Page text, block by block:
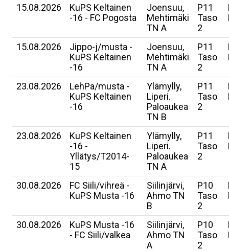
15.08.2026
KuPS Keltainen
-16 - FC Pogosta
Joensuu,
Mehtimäki
TN A
P11
Taso
2
15.08.2026
Jippo-j/musta -
KuPS Keltainen
-16
Joensuu,
Mehtimäki
TN A
P11
Taso
2
23.08.2026
LehPa/musta -
KuPS Keltainen
-16
Ylämylly,
Liperi.
Paloaukea
TN B
P11
Taso
2
23.08.2026
KuPS Keltainen
-16 -
Yllätys/T2014-
15
Ylämylly,
Liperi.
Paloaukea
TN A
P11
Taso
2
30.08.2026
FC Siili/vihreä -
KuPS Musta -16
Siilinjärvi,
Ahmo TN
B
P10
Taso
2
30.08.2026
KuPS Musta -16
- FC Siili/valkea
Siilinjärvi,
Ahmo TN
A
P10
Taso
2